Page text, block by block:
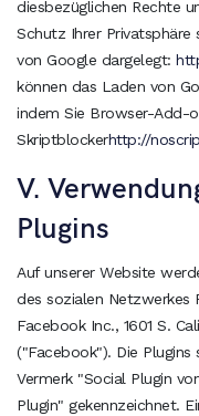
diesbezüglichen Rechte
Schutz Ihrer
von Google dargelegt:
können das Laden von
indem Sie Browser-Add-
Skriptblockerhttp://
V.
Plugins
Auf unserer Website
des sozialen Netzwerkes
Facebook Inc., 1601 S.
("Facebook"). Die
Vermerk "Social Plugin
Plugin" gekennzeichnet.